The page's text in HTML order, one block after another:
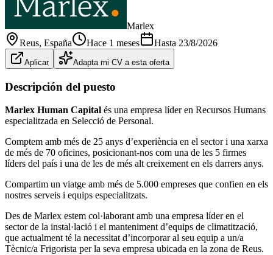
Marlex
Reus, España Hace 1 meses Hasta 23/8/2026
Aplicar Adapta mi CV a esta oferta
Descripción del puesto
Marlex Human Capital és una empresa líder en Recursos Humans
especialitzada en Selecció de Personal.
Comptem amb més de 25 anys d’experiència en el sector i una xarxa
de més de 70 oficines, posicionant-nos com una de les 5 firmes
líders del país i una de les de més alt creixement en els darrers anys.
Compartim un viatge amb més de 5.000 empreses que confien en els
nostres serveis i equips especialitzats.
Des de Marlex estem col·laborant amb una empresa líder en el
sector de la instal·lació i el manteniment d’equips de climatització,
que actualment té la necessitat d’incorporar al seu equip a un/a
Tècnic/a Frigorista per la seva empresa ubicada en la zona de Reus.